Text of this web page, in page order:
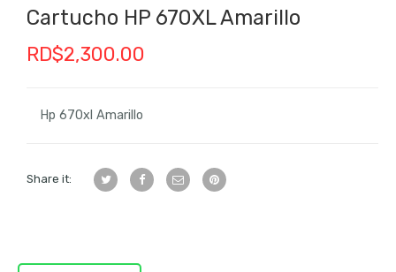
Cartucho HP 670XL Amarillo
RD$2,300.00
Hp 670xl Amarillo
Share it: